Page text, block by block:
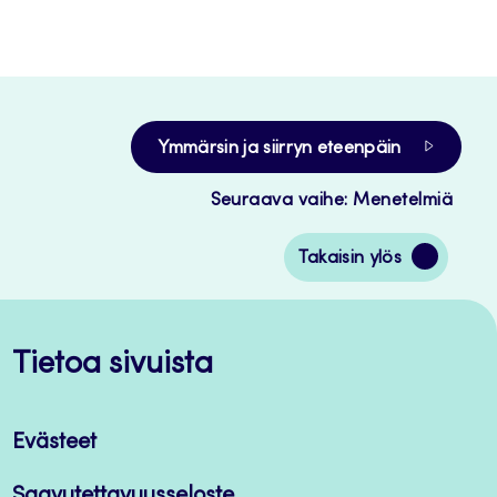
Ymmärsin ja siirryn eteenpäin
Seuraava vaihe: Menetelmiä
Takaisin ylös
Siirry
takaisin
Tietoa sivuista
Evästeet